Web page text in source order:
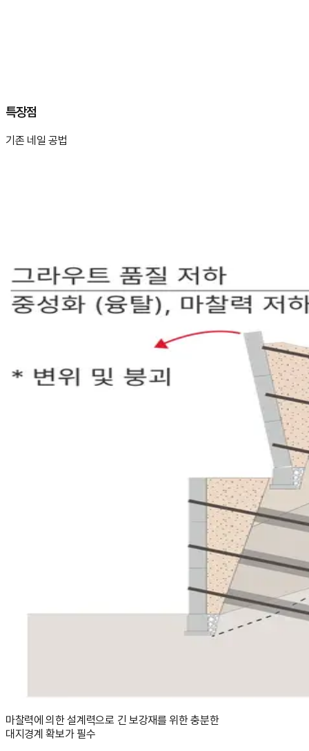
특장점
기존 네일 공법
마찰력에 의한 설계력으로 긴 보강재를 위한 충분한
대지경계 확보가 필수